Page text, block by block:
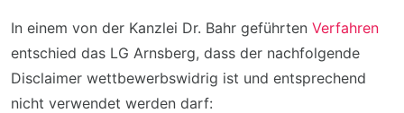
In einem von der Kanzlei Dr. Bahr geführten Verfahren
entschied das LG Arnsberg, dass der nachfolgende
Disclaimer wettbewerbswidrig ist und entsprechend
nicht verwendet werden darf: